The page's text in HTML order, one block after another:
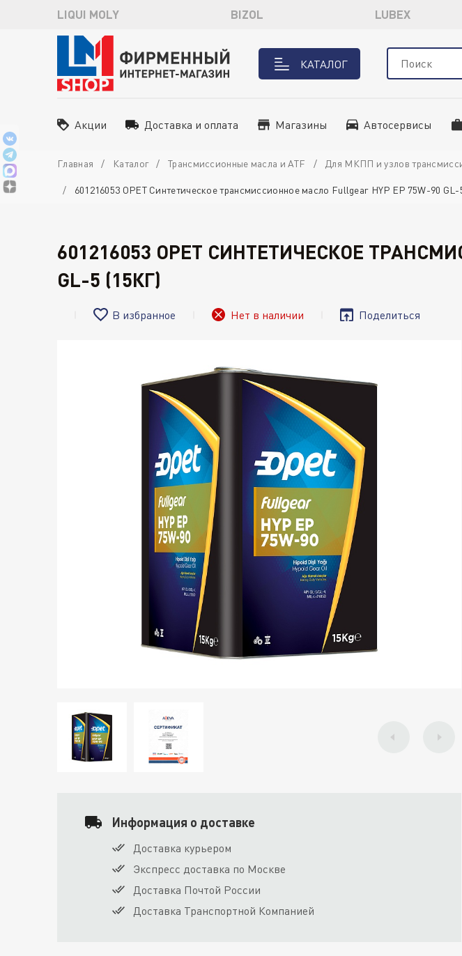
LIQUI MOLY BIZOL LUBEX
КАТАЛОГ
Акции Доставка и оплата Магазины Автосервисы
Главная Каталог Трансмиссионные масла и ATF Для МКПП и узлов
601216053 OPET Синтетическое трансмиссионное масло Fullgear HYP EP 75W-90 GL-
601216053 OPET СИНТЕТИЧЕСКОЕ
GL-5 (15КГ)
В избранное Нет в наличии Поделиться
Информация о доставке
Доставка курьером
Экспресс доставка по Москве
Доставка Почтой России
Доставка Транспортной Компанией